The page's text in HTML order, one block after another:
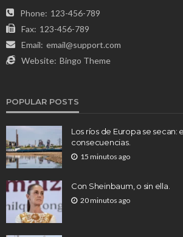
Phone: 123-456-789
Fax: 123-456-789
Email: email@support.com
Website: Bingo Theme
POPULAR POSTS
Los ríos de Europa se secan:
consecuencias.
15 minutos ago
Con Sheinbaum, o sin ella.
20 minutos ago